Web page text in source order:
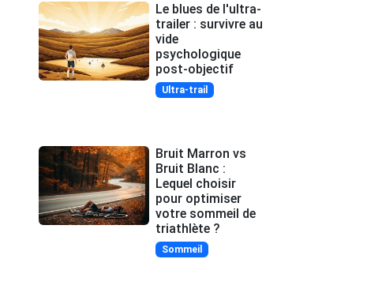
Le blues de l'ultra-
trailer : survivre au
vide
psychologique
post-objectif
Ultra-trail
Bruit Marron vs
Bruit Blanc :
Lequel choisir
pour optimiser
votre sommeil de
triathlète ?
Sommeil